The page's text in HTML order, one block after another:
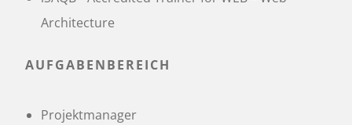
Architecture
AUFGABENBEREICH
Projektmanager